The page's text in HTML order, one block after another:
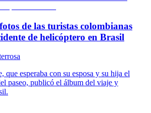
de las turistas colombianas
de helicóptero en Brasil
que esperaba con su esposa y su hija el
paseo, publicó el álbum del viaje y